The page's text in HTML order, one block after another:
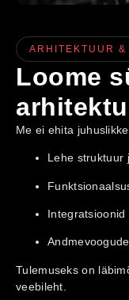
ARHITEKTUUR
Loome
Me ei ehita
Lehe struktuur
Integratsioonid
Tulemuseks on
veebileht.